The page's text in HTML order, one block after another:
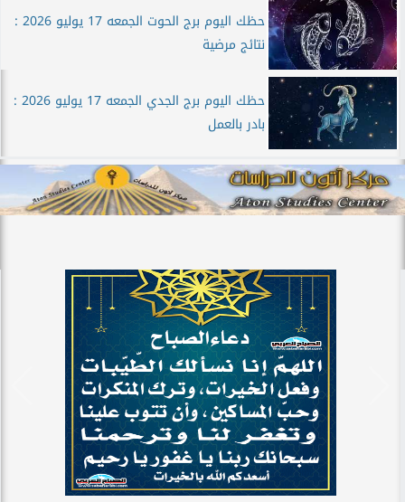
حظك اليوم برج الحوت الجمعه 17 يوليو 2026 :
نتائج مرضية
حظك اليوم برج الجدي الجمعه 17 يوليو 2026 :
بادر بالعمل